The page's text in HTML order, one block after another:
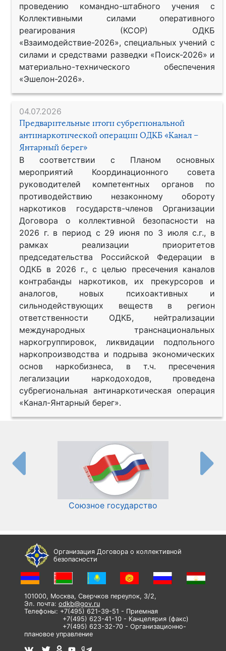
проведению командно-штабного учения с
Коллективными силами оперативного
реагирования (КСОР) ОДКБ
«Взаимодействие-2026», специальных учений с
силами и средствами разведки «Поиск-2026» и
материально-технического обеспечения
«Эшелон-2026».
04.07.2026
Предварительные итоги субрегиональной
антинаркотической операции ОДКБ «Канал –
Янтарный берег»
В соответствии с Планом основных
мероприятий Координационного совета
руководителей компетентных органов по
противодействию незаконному обороту
наркотиков государств-членов Организации
Договора о коллективной безопасности на
2026 г. в период с 29 июня по 3 июля с.г., в
рамках реализации приоритетов
председательства Российской Федерации в
ОДКБ в 2026 г., с целью пресечения каналов
контрабанды наркотиков, их прекурсоров и
аналогов, новых психоактивных и
сильнодействующих веществ в регион
ответственности ОДКБ, нейтрализации
международных транснациональных
наркогруппировок, ликвидации подпольного
наркопроизводства и подрыва экономических
основ наркобизнеса, в т.ч. пресечения
легализации наркодоходов, проведена
субрегиональная антинаркотическая операция
«Канал-Янтарный берег».
Союзное государство
Организация Договора о коллективной
безопасности
101000, Москва, Сверчков переулок, 3/2,
Эл. почта: odkb@gov.ru
Телефоны: +7(495) 621-39-51 - Приемная
+7(495) 623-41-10 - Канцелярия (факс)
+7(495) 623-32-70 - Организационно-
плановое управление